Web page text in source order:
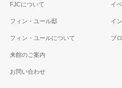
FJCについて
フィン・ユール邸
フィン・ユールについて
来館のご案内
お問い合わせ
イ
イ
ブ